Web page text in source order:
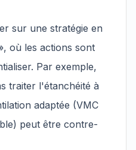
sur une stratégie en
où les actions sont
Par exemple,
traiter l'étanchéité à
adaptée (VMC
peut être contre-